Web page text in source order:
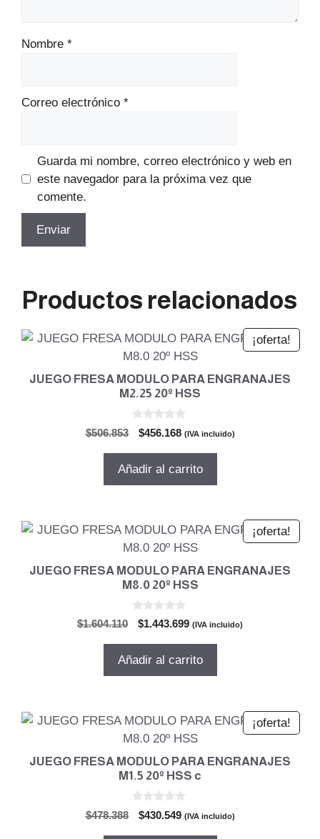
Nombre *
Correo electrónico *
Guarda mi nombre, correo electrónico y web en
este navegador para la próxima vez que
comente.
Productos relacionados
¡oferta!
JUEGO FRESA MODULO PARA ENGRANAJES
M2.25 20º HSS
$506.853
El
original
$456.168El
actual
(IVA incluido)
Añadir al carrito
¡oferta!
JUEGO FRESA MODULO PARA ENGRANAJES
M8.0 20º HSS
$1.604.110
El
original
$1.443.699El
actual
(IVA incluido)
Añadir al carrito
¡oferta!
JUEGO FRESA MODULO PARA ENGRANAJES
M1.5 20º HSS c
$478.388
El
$430.549El(IVA incluido)